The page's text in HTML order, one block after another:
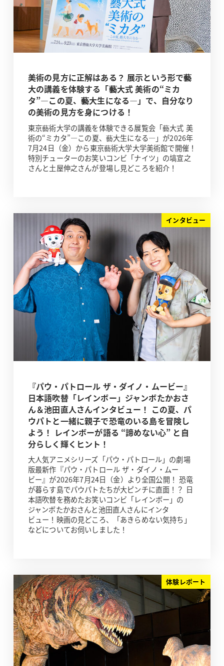
美術の見方に正解はある？ 展示という形で藝
大の講義を体験する「藝大式 美術の“ミカ
タ”―この夏、藝大生になる―」で、自分なり
の美術の見方を身につける！
東京藝術大学の講義を体験できる展覧会「藝大式 美
術の“ミカタ”―この夏、藝大生になる―」が2026年
7月24日（金）から東京藝術大学大学美術館で開催！
特別チューターのお笑いコンビ「ナイツ」の塙宣之
さんと土屋伸之さんが登場し見どころを紹介！
インタビュー
『パウ・パトロール ザ・ダイノ・ムービー』
日本語吹替「レインボー」ジャンボたかおさ
ん＆池田直人さんインタビュー！ この夏、パ
ウパトと一緒に親子で恐竜のいる島を冒険し
よう！ レインボーが語る “諦めない心” と自
分らしく輝くヒント！
大人気アニメシリーズ「パウ・パトロール」の劇場
版最新作『パウ・パトロール ザ・ダイノ・ムー
ビー』が2026年7月24日（金）より全国公開！ 恐竜
が暮らす島でパウパトたちが大ピンチに直面！？ 日
本語吹替を務めたお笑いコンビ「レインボー」の
ジャンボたかおさんと池田直人さんにインタ
ビュー！映画の見どころ、「あきらめない気持ち」
などについてお伺いしました！
体験レポート